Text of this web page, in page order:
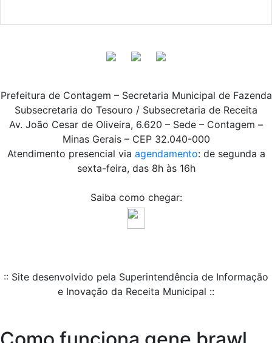
Prefeitura de Contagem – Secretaria Municipal de Fazenda
Subsecretaria do Tesouro / Subsecretaria de Receita
Av. João Cesar de Oliveira, 6.620 – Sede – Contagem –
Minas Gerais – CEP 32.040-000
Atendimento presencial via agendamento: de segunda a
sexta-feira, das 8h às 16h
Saiba como chegar:
:: Site desenvolvido pela Superintendência de Informação
e Inovação da Receita Municipal ::